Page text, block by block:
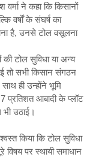
ने कहा कि किसानों
वर्षों के संघर्ष का
है, उनसे टोल वसूलना
की टोल सुविधा या अन्य
तो सभी किसान संगठन
ही उन्होंने भूमि
प्रतिशत आबादी के प्लॉट
उठाई।
किया कि टोल सुविधा
पर स्थायी समाधान